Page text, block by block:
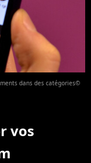
dans des catégories©
vos